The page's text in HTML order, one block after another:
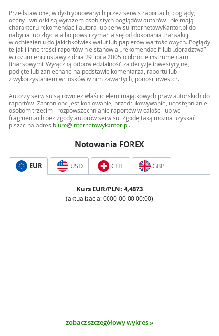
Przedstawione, w dystrybuowanych przez serwis raportach, poglądy,
oceny i wnioski są wyrazem osobistych poglądów autorów i nie mają
charakteru rekomendacji autora lub serwisu InternetowyKantor.pl do
nabycia lub zbycia albo powstrzymania się od dokonania transakcji
w odniesieniu do jakichkolwiek walut lub papierów wartościowych. Poglądy
te jak i inne treści raportów nie stanowią „rekomendacji” lub „doradztwa”
w rozumieniu ustawy z dnia 29 lipca 2005 o obrocie instrumentami
finansowymi. Wyłączną odpowiedzialność za decyzje inwestycyjne,
podjęte lub zaniechane na podstawie komentarza, raportu lub
z wykorzystaniem wniosków w nim zawartych, ponosi inwestor.
Autorzy serwisu są również właścicielem majątkowych praw autorskich do
raportów. Zabronione jest kopiowanie, przedrukowywanie, udostępnianie
osobom trzecim i rozpowszechnianie raportów w całości lub we
fragmentach bez zgody autorów serwisu. Zgodę taką można uzyskać
pisząc na adres biuro@internetowykantor.pl .
Notowania FOREX
EUR USD CHF GBP
Kurs EUR/PLN: 4,4873
(aktualizacja: 0000-00-00 00:00)
zobacz szczegółowy wykres »